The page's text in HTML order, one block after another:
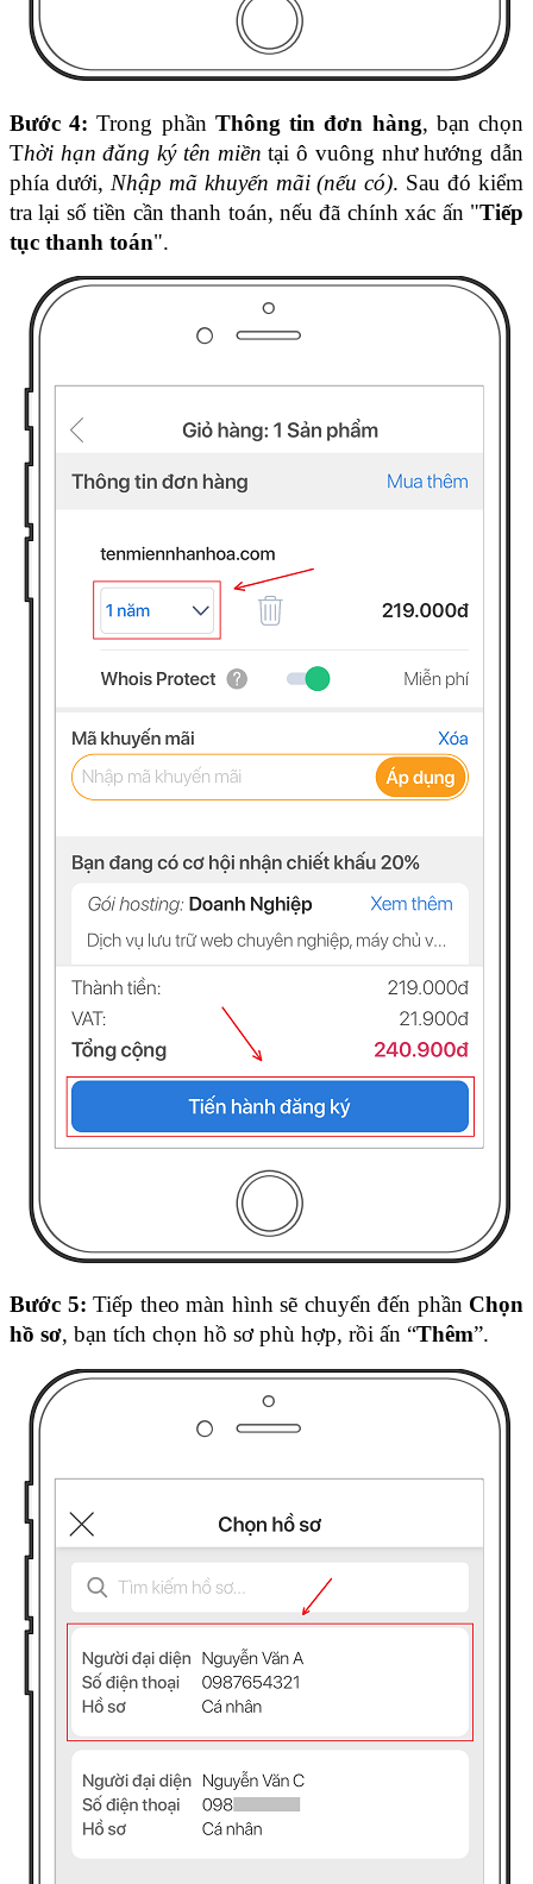
Bước 4: Trong phần Thông tin đơn hàng, bạn chọn
Thời hạn đăng ký tên miền tại ô vuông như hướng dẫn
phía dưới, Nhập mã khuyến mãi (nếu có). Sau đó kiểm
tra lại số tiền cần thanh toán, nếu đã chính xác ấn "Tiếp
tục thanh toán".
Bước 5: Tiếp theo màn hình sẽ chuyển đến phần Chọn
hồ sơ, bạn tích chọn hồ sơ phù hợp, rồi ấn “Thêm”.